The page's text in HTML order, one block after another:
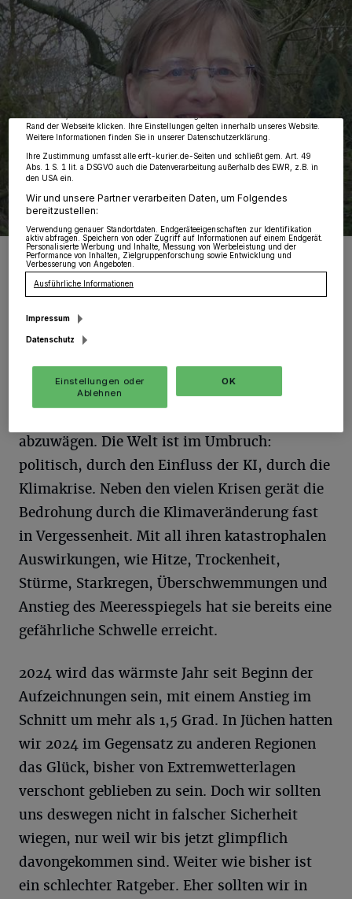
Dr. Luzie Fehrenbacher vom BUND Jüchen.
Foto: privat
D er Jahreswechsel gibt immer Anlass,
einen Blick in die Zukunft zu wagen und
abzuwägen. Die Welt ist im Umbruch:
politisch, durch den Einfluss der KI, durch die
Klimakrise. Neben den vielen Krisen gerät die
Bedrohung durch die Klimaveränderung fast
in Vergessenheit. Mit all ihren katastrophalen
Auswirkungen, wie Hitze, Trockenheit,
Stürme, Starkregen, Überschwemmungen und
Anstieg des Meeresspiegels hat sie bereits eine
gefährliche Schwelle erreicht.
2024 wird das wärmste Jahr seit Beginn der
Aufzeichnungen sein, mit einem Anstieg im
Schnitt um mehr als 1,5 Grad. In Jüchen hatten
wir 2024 im Gegensatz zu anderen Regionen
das Glück, bisher von Extremwetterlagen
verschont geblieben zu sein. Doch wir sollten
uns deswegen nicht in falscher Sicherheit
wiegen, nur weil wir bis jetzt glimpflich
davongekommen sind. Weiter wie bisher ist
ein schlechter Ratgeber. Eher sollten wir in
Wir und unsere218-Partner speichern und greifen auf personenbezogene Daten
wie Browserdaten oder eindeutige Kennungen auf Ihrem Gerät zu. Durch Auswahl
von OK aktivieren Sie Tracking-Technologien für die unter „Wir und unsere
Partner verarbeiten Daten, um Ihnen Dienste bereitzustellen“ aufgeführten
Zwecke. Wenn Tracker deaktiviert sind, sind manche Inhalte und Anzeigen
möglicherweise nicht mehr so relevant für Sie. Sie können dieses Menü jederzeit
wieder aufrufen, um Ihre Einstellungen zu ändern oder Ihre Einwilligung zu
widerrufen, indem Sie auf den Link Einstellungen oder Ablehnen am unteren
Rand der Webseite klicken. Ihre Einstellungen gelten innerhalb unseres Website.
Weitere Informationen finden Sie in unserer Datenschutzerklärung.
Ihre Zustimmung umfasst alle erft-kurier.de-Seiten und schließt gem. Art. 49
Abs. 1 S. 1 lit. a DSGVO auch die Datenverarbeitung außerhalb des EWR, z.B. in
den USA ein.
Wir und unsere Partner verarbeiten Daten, um Folgendes
bereitzustellen:
Verwendung genauer Standortdaten. Endgeräteeigenschaften zur Identifikation
aktiv abfragen. Speichern von oder Zugriff auf Informationen auf einem Endgerät.
Personalisierte Werbung und Inhalte, Messung von Werbeleistung und der
Performance von Inhalten, Zielgruppenforschung sowie Entwicklung und
Verbesserung von Angeboten.
Ausführliche Informationen
Impressum
Datenschutz
Einstellungen oder
Ablehnen
OK